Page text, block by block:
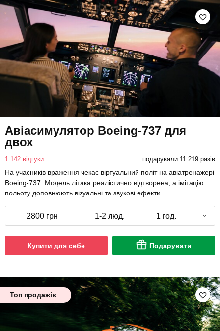
Авіасимулятор Boeing-737 для
двох
1 142 відгуки подарували 11 219 разів
На учасників враження чекає віртуальний політ на авіатренажері
Boeing-737. Модель літака реалістично відтворена, а імітацію
польоту доповнюють візуальні та звукові ефекти.
2800 грн 1-2 люд. 1 год.
Купити для себе Подарувати
Топ продажів